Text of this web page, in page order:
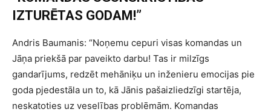
IZTURĒTAS GODAM!”
Andris Baumanis: “Noņemu cepuri visas komandas un
Jāņa priekšā par paveikto darbu! Tas ir milzīgs
gandarījums, redzēt mehāniķu un inženieru emocijas pie
goda pjedestāla un to, kā Jānis pašaizliedzīgi startēja,
neskatoties uz veselības problēmām. Komandas